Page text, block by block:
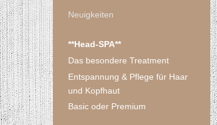
Neuigkeiten
**Head-SPA**
Das besondere Treatment
Entspannung & Pflege für Haar
und Kopfhaut
Basic oder Premium